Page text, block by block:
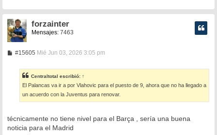
e
forzainter
Mensajes: 7463
#15605M
a
j
e
Mié Jun 03, 2026 3:05 pm
Centraltotal escribió: ↑
El Palancas va ir a por Vlahovic para el puesto de 9, ahora que no ha llegado a
un acuerdo con la Juventus para renovar.
técnicamente no tiene nivel para el Barça , sería una buena
noticia para el Madrid